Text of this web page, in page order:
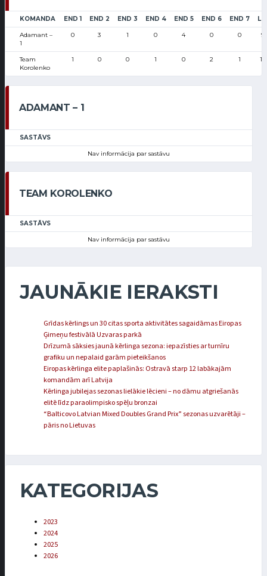
KOMANDA END 1 END 2 END 3 END 4 END 5 END 6 END 7
Adamant –
1
0 3 1 0 4 0 0
Team
Korolenko
1 0 0 1 0 2 1
ADAMANT – 1
SASTĀVS
Nav informācija par sastāvu
TEAM KOROLENKO
SASTĀVS
Nav informācija par sastāvu
JAUNĀKIE IERAKSTI
Grīdas kērlings un 30 citas sporta aktivitātes sagaidāmas Eiropas
Ģimeņu festivālā Uzvaras parkā
Drīzumā sāksies jaunā kērlinga sezona: iepazīsties ar turnīru
grafiku un nepalaid garām pieteikšanos
Eiropas kērlinga elite paplašinās: Ostravā starp 12 labākajām
komandām arī Latvija
Kērlinga jubilejas sezonas lielākie lēcieni – no dāmu atgriešanās
elitē līdz paraolimpisko spēļu bronzai
“Balticovo Latvian Mixed Doubles Grand Prix” sezonas uzvarētāji –
pāris no Lietuvas
KATEGORIJAS
2023
2024
2025
2026